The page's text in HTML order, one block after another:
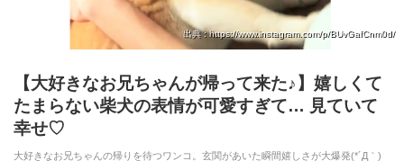
出典 : https://www.instagram.com/p/BUvGafCnm0d/
【大好きなお兄ちゃんが帰って来た♪】嬉しくて
たまらない柴犬の表情が可愛すぎて… 見ていて
幸せ♡
大好きなお兄ちゃんの帰りを待つワンコ。玄関があいた瞬間嬉しさが大爆発(*´Д｀)